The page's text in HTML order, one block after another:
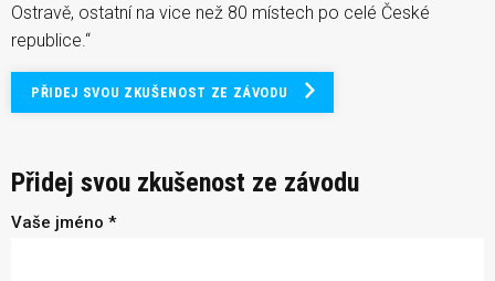
Ostravě, ostatní na vice než 80 místech po celé České
republice.“
PŘIDEJ SVOU ZKUŠENOST ZE ZÁVODU
Přidej svou zkušenost ze závodu
Vaše jméno *